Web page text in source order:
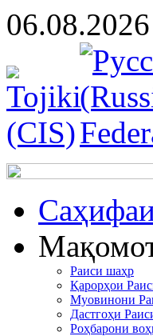
06.08.2026
Раиси шаҳр
Қарорҳои
Муовинони
Дастгоҳи
Роҳбарони